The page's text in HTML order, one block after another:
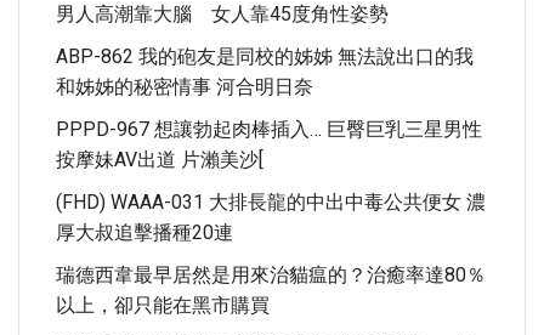
男人高潮靠大腦 女人靠45度角性姿勢
ABP-862 我的砲友是同校的姊姊 無法說出口的我
和姊姊的秘密情事 河合明日奈
PPPD-967 想讓勃起肉棒插入… 巨臀巨乳三星男性
按摩妹AV出道 片瀨美沙[
(FHD) WAAA-031 大排長龍的中出中毒公共便女 濃
厚大叔追擊播種20連
瑞德西韋最早居然是用來治貓瘟的？治癒率達80％
以上，卻只能在黑市購買